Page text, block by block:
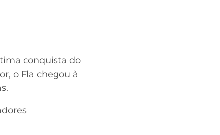
conquista do
o Fla chegou à